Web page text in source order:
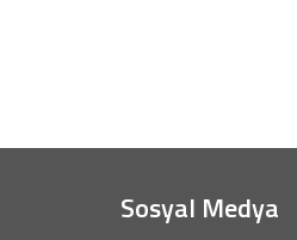
Sosyal Medya